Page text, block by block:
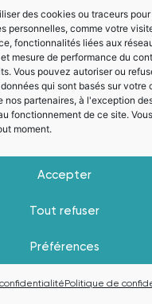
des cookies ou traceurs
personnelles, comme votre
fonctionnalités liées aux
mesure de performance du
Vous pouvez autoriser ou
qui sont basés sur votre
nos partenaires, à l'exception
fonctionnement de ce site.
moment.
Accepter
Tout refuser
Préférences
Politique de
vos connaissances
cas d’arbovirose Vos
enregistrées par nos
toutes les
en cliquant sur les liens
: Dengue,
France
l’utilisation
et la
du
à la newsletter